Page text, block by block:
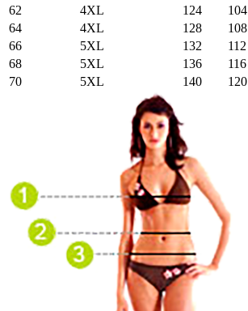
62
4XL 124 104
64
4XL 128 108
66
5XL 132 112
68
5XL 136 116
70
5XL 140 120